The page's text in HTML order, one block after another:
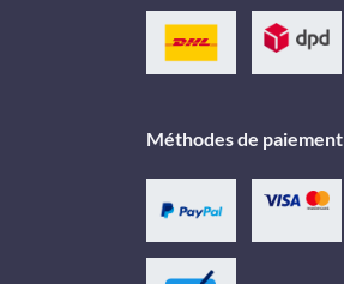
Méthodes de paiement